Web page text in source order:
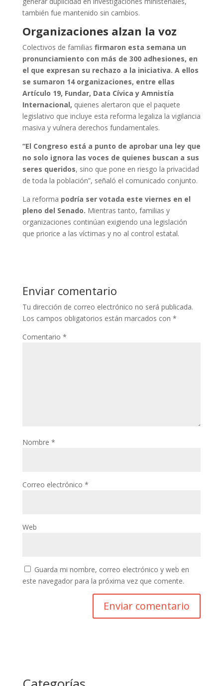
también fue mantenido sin cambios.
Organizaciones alzan la voz
Colectivos de familias firmaron esta semana un
pronunciamiento con más de 300 adhesiones, en
el que expresan su rechazo a la iniciativa. A ellos
se sumaron 14 organizaciones, entre ellas
Artículo 19, Fundar, Data Cívica y Amnistía
Internacional, quienes alertaron que el paquete
legislativo que incluye esta reforma legaliza la vigilancia
masiva y vulnera derechos fundamentales.
“El Congreso está a punto de aprobar una ley que
no solo ignora las voces de quienes buscan a sus
seres queridos, sino que pone en riesgo la privacidad
de toda la población”, señaló el comunicado conjunto.
La reforma podría ser votada este viernes en el
pleno del Senado. Mientras tanto, familias y
organizaciones continúan exigiendo una legislación
que priorice a las víctimas y no al control estatal.
Enviar comentario
Tu dirección de correo electrónico no será publicada.
Los campos obligatorios están marcados con *
Comentario *
Nombre *
Correo electrónico *
Web
Guarda mi nombre, correo electrónico y web en
este navegador para la próxima vez que comente.